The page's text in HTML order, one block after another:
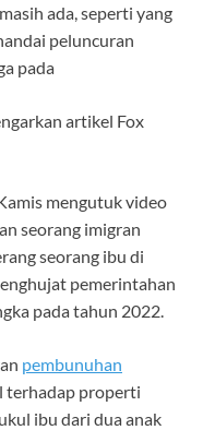
ada, seperti yang
peluncuran
pada
artikel Fox
mengutuk video
seorang imigran
seorang ibu di
pemerintahan
pada tahun 2022.
pembunuhan
terhadap properti
ibu dari dua anak